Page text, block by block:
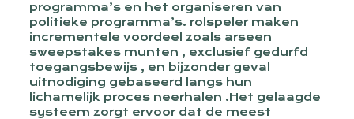
programma’s en het organiseren van
politieke programma’s. rolspeler maken
incrementele voordeel zoals arseen
sweepstakes munten , exclusief gedurfd
toegangsbewijs , en bijzonder geval
uitnodiging gebaseerd langs hun
lichamelijk proces neerhalen .Het gelaagde
systeem zorgt ervoor dat de meest